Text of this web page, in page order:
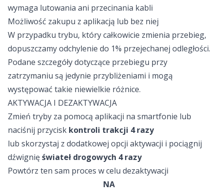
wymaga lutowania ani przecinania kabli
Możliwość zakupu z aplikacją lub bez niej
W przypadku trybu, który całkowicie zmienia przebieg,
dopuszczamy odchylenie do 1% przejechanej odległości.
Podane szczegóły dotyczące przebiegu przy
zatrzymaniu są jedynie przybliżeniami i mogą
występować takie niewielkie różnice.
AKTYWACJA I DEZAKTYWACJA
Zmień tryby za pomocą aplikacji na smartfonie lub
naciśnij przycisk kontroli trakcji 4 razy
lub skorzystaj z dodatkowej opcji aktywacji i pociągnij
dźwignięświateł drogowych 4 razy
Powtórz ten sam proces w celu dezaktywacji
NA